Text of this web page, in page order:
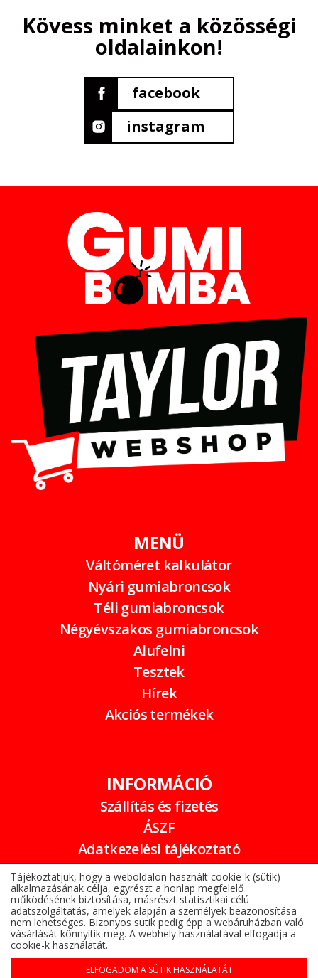
Kövess minket a közösségi
oldalainkon!
facebook
instagram
MENÜ
Váltóméret kalkulátor
Nyári gumiabroncsok
Téli gumiabroncsok
Négyévszakos gumiabroncsok
Alufelni
Tesztek
Hírek
Akciós termékek
INFORMÁCIÓ
Szállítás és fizetés
ÁSZF
Adatkezelési tájékoztató
Garancia
Online elállási nyilatkozat
Tájékoztatjuk, hogy a weboldalon használt cookie-k (sütik)
alkalmazásának célja, egyrészt a honlap megfelelő
működésének biztosítása, másrészt statisztikai célú
adatszolgáltatás, amelyek alapján a személyek beazonosítása
nem lehetséges. Bizonyos sütik pedig épp a webáruházban való
vásárlását könnyítik meg. A webhely használatával elfogadja a
cookie-k használatát.
ELFOGADOM A SÜTIK HASZNÁLATÁT